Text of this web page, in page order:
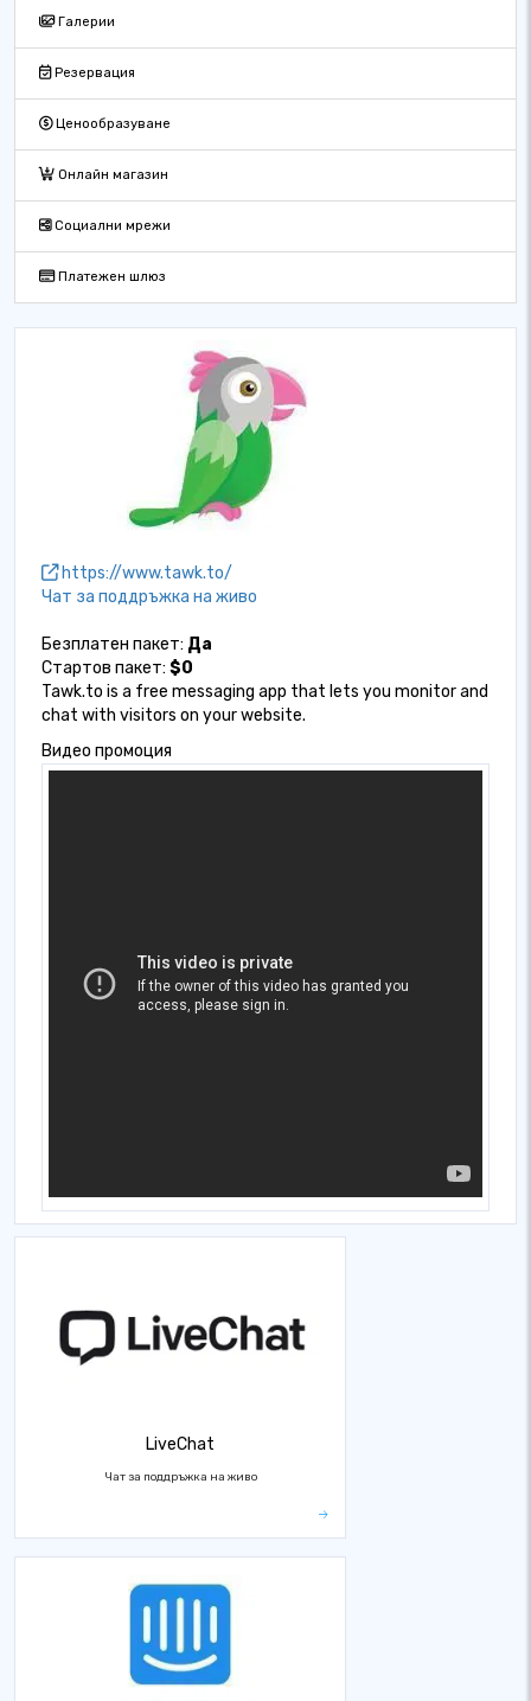
Галерии
Резервация
Ценообразуване
Онлайн магазин
Социални мрежи
Платежен шлюз
https://www.tawk.to/
Чат за поддръжка на живо
Безплатен пакет: Да
Стартов пакет: $0
Tawk.to is a free messaging app that lets you monitor and
chat with visitors on your website.
Видео промоция
LiveChat
Чат за поддръжка на живо